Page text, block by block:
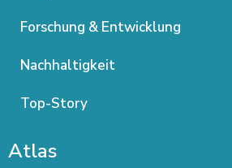
Forschung & Entwicklung
Nachhaltigkeit
Top-Story
Atlas